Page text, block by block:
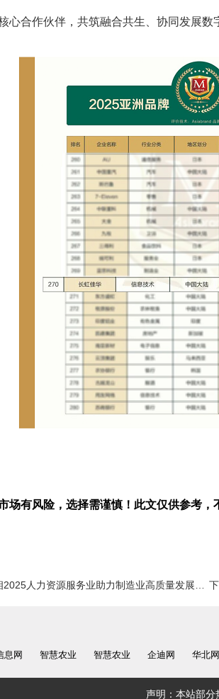
心合作伙伴，共筑融合共生、协同发展数
场有风险，选择需谨慎！此文仅供参考，
人力资源服务业助力制造业高质量发展大会
息网 智慧农业 智慧农业 企迪网 华北网
声明：本站部分